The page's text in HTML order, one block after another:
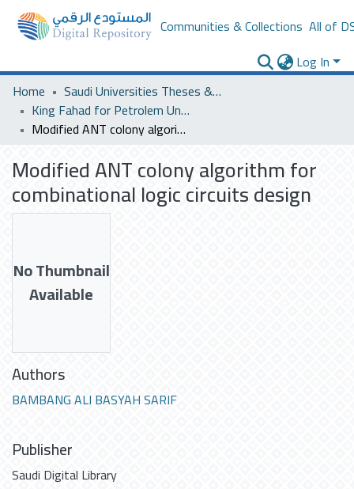
Communities & Collections All of
Log In
Home
Saudi Universities Theses & Dissertations
King Fahad for Petrolem University
Modified ANT colony algorithm for combinational logic circuits design
Modified ANT colony algorithm for
combinational logic circuits design
No Thumbnail
Available
Authors
BAMBANG ALI BASYAH SARIF
Publisher
Saudi Digital Library